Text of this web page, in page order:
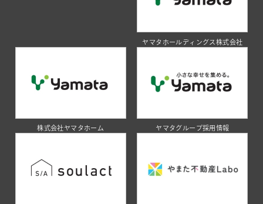
ヤマタホールディングス株式会社
株式会社ヤマタホーム ヤマタグループ採用情報